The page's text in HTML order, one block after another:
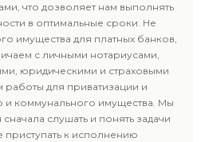
что дозволяет нам выполнять
в оптимальные сроки. Не
имущества для платных банков,
с личными нотариусами,
юридическими и страховыми
для приватизации и
и коммунального имущества. Мы
слушать и понять задачи
приступать к исполнению